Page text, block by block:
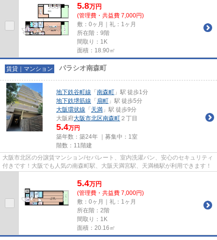
5.8万円
(管理費・共益費 7,000円)
敷：0ヶ月｜礼：1ヶ月
所在階：9階
間取り：1K
面積：18.90㎡
賃貸｜マンション パラシオ南森町
地下鉄谷町線 「 南森町 」駅 徒歩1分
地下鉄堺筋線 「 扇町 」駅 徒歩5分
大阪環状線 「 天満 」駅 徒歩9分
大阪府大阪市北区南森町 ２丁目
5.4万円
築年数：築24年 ｜募集中： 1室
階数：11階建
大阪市北区の分譲賃マンション/セパレート、室内洗濯パン、安心のセキュリティ
付きです！大阪でも人気の南森町駅、大阪天満宮駅、天満橋駅が利用できます！
5.4万円
(管理費・共益費 7,000円)
敷：0ヶ月｜礼：1ヶ月
所在階：2階
間取り：1K
面積：20.16㎡